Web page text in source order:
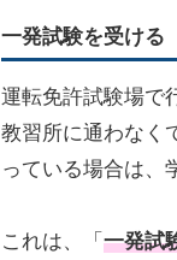
一発試験を受ける
運転免許試験場で
教習所に通わなく
っている場合は、
これは、「 一発試